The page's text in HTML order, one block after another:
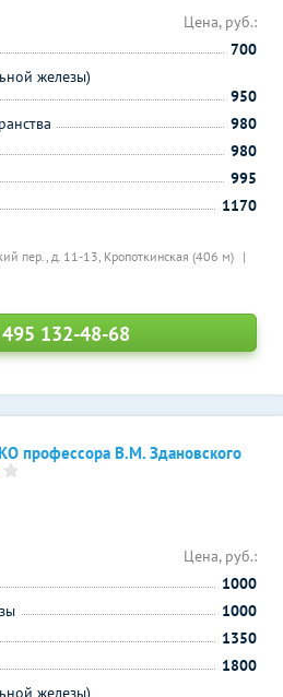
пер., д. 11-13, Кропоткинская (406 м)
Цена, руб.:
700
железы)
950
980
980
995
1170
132-48-68
профессора В.М. Здановского
Цена, руб.:
1000
1000
1350
1800
железы)